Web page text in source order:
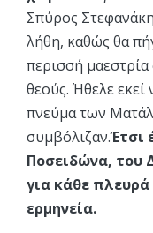
Σπύρος
λήθη, καθώς θα
περισσή μαεστρία
θεούς. Ήθελε
πνεύμα των
συμβόλιζαν.Έτσι
Ποσειδώνα, του
για κάθε πλευρά
ερμηνεία.